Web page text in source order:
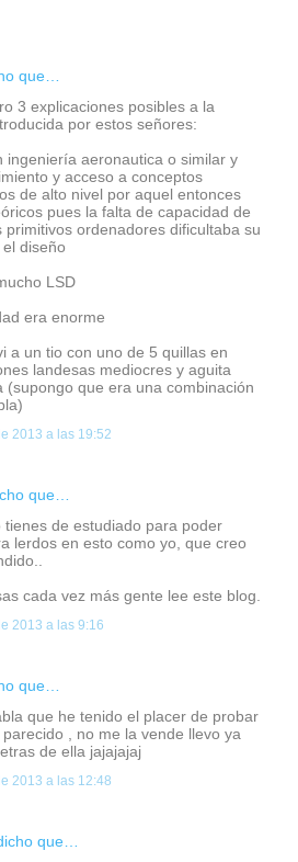
que…
3 explicaciones posibles a la
por estos señores:
ingeniería aeronautica o similar y
y acceso a conceptos
de alto nivel por aquel entonces
pues la falta de capacidad de
primitivos ordenadores dificultaba su
diseño
LSD
era enorme
a un tio con uno de 5 quillas en
landesas mediocres y aguita
(supongo que era una combinación
2013 a las 19:52
que…
tienes de estudiado para poder
lerdos en esto como yo, que creo
cada vez más gente lee este blog.
2013 a las 9:16
que…
que he tenido el placer de probar
, no me la vende llevo ya
de ella jajajajaj
2013 a las 12:48
que…